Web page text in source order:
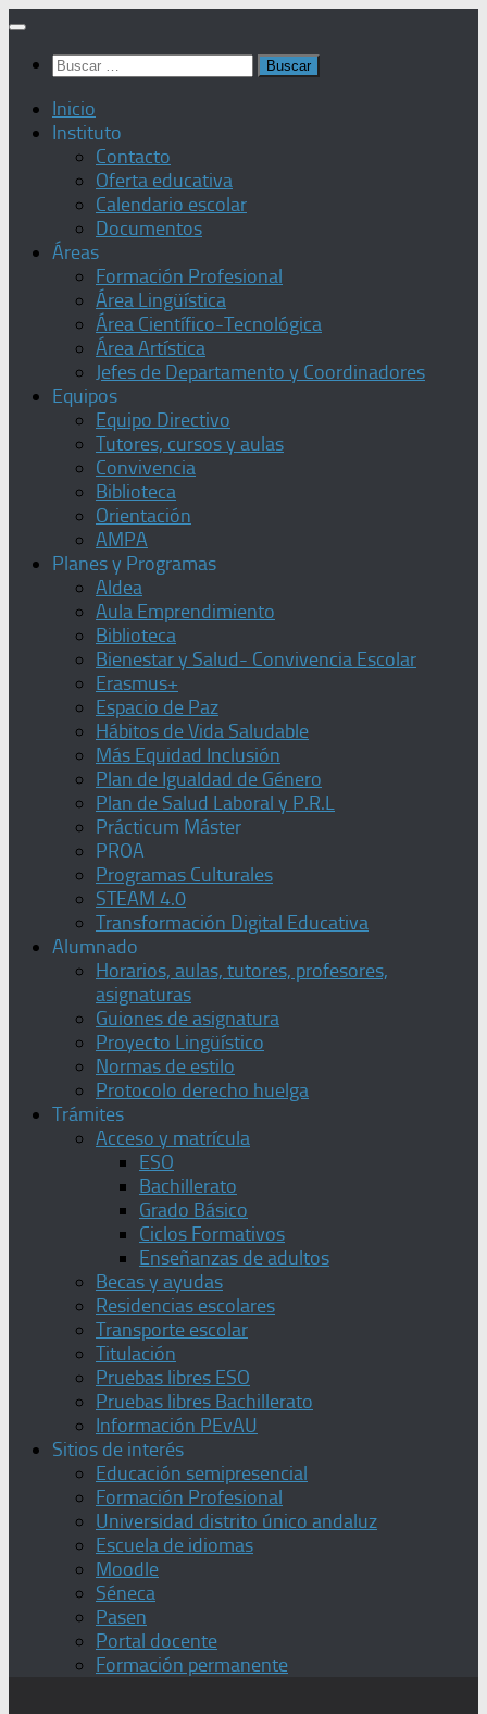
Saltar
contenido
Buscar:
Inicio
Instituto
Contacto
Oferta educativa
Calendario escolar
Documentos
Áreas
Formación Profesional
Área Lingüística
Área Científico-Tecnológica
Área Artística
Jefes de Departamento y Coordinadores
Equipos
Equipo Directivo
Tutores, cursos y aulas
Convivencia
Biblioteca
Orientación
AMPA
Planes y Programas
Aldea
Aula Emprendimiento
Biblioteca
Bienestar y Salud- Convivencia Escolar
Erasmus+
Espacio de Paz
Hábitos de Vida Saludable
Más Equidad Inclusión
Plan de Igualdad de Género
Plan de Salud Laboral y P.R.L
Prácticum Máster
PROA
Programas Culturales
STEAM 4.0
Transformación Digital Educativa
Alumnado
Horarios, aulas, tutores, profesores,
asignaturas
Guiones de asignatura
Proyecto Lingüístico
Normas de estilo
Protocolo derecho huelga
Trámites
Acceso y matrícula
ESO
Bachillerato
Grado Básico
Ciclos Formativos
Enseñanzas de adultos
Becas y ayudas
Residencias escolares
Transporte escolar
Titulación
Pruebas libres ESO
Pruebas libres Bachillerato
Información PEvAU
Sitios de interés
Educación semipresencial
Formación Profesional
Universidad distrito único andaluz
Escuela de idiomas
Moodle
Séneca
Pasen
Portal docente
Formación permanente